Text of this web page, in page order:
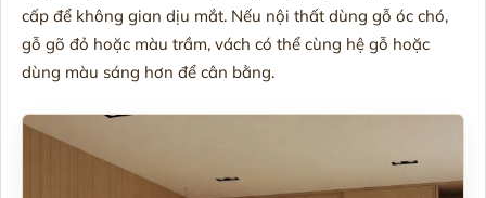
cấp để không gian dịu mắt. Nếu nội thất dùng gỗ óc chó,
gỗ gõ đỏ hoặc màu trầm, vách có thể cùng hệ gỗ hoặc
dùng màu sáng hơn để cân bằng.